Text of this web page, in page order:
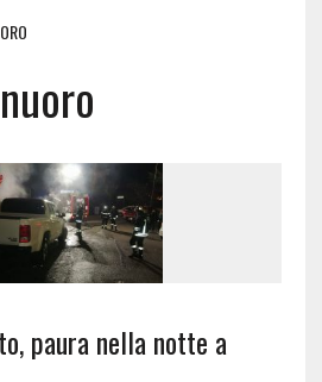
paura nella notte a